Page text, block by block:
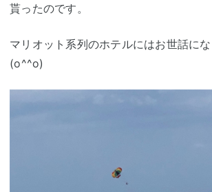
貰ったのです。
マリオット系列のホテルにはお世話に
(o^^o)